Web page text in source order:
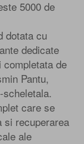
5000 de
dotata cu
dedicate
de
Pantu,
care se
si recuperarea
ale